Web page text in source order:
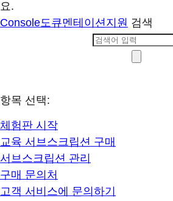
요.
Console도큐멘테이션지원 검색
항목 선택:
체험판 시작
교육 서브스크립션 구매
서브스크립션 관리
구매 문의처
고객 서비스에 문의하기